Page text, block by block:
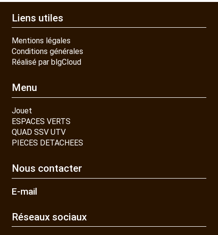
Liens utiles
Mentions légales
Conditions générales
Réalisé par blgCloud
Menu
Jouet
ESPACES VERTS
QUAD SSV UTV
PIECES DETACHEES
Nous contacter
E-mail
Réseaux sociaux